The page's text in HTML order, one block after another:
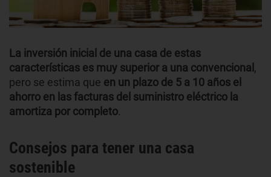
La inversión inicial de una casa de estas
características es muy superior a una convencional ,
pero se estima que en un plazo de 5 a 10 años el
ahorro en las facturas del suministro eléctrico la
amortiza por completo.
Consejos para tener una casa
sostenible